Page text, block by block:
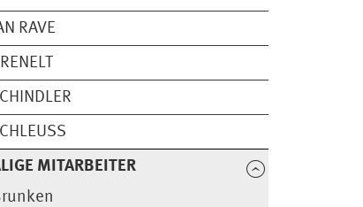
RAVE
MITARBEITER